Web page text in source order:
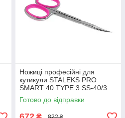
Ножиці професійні для
кутикули STALEKS PRO
SMART 40 TYPE 3 SS-40/3
ножиці для манікюру
Готово до відправки